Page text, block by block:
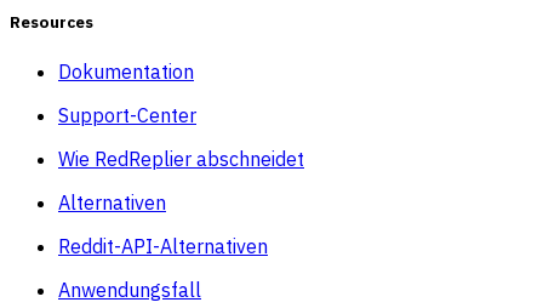
Resources
Dokumentation
Support-Center
Wie RedReplier abschneidet
Alternativen
Reddit-API-Alternativen
Anwendungsfall